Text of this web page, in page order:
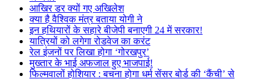
आखिर डर क्यों गए अखिलेश
क्या है वैश्विक मंत्र बताया योगी ने
इन हथियारों के सहारे बीजेपी बनाएगी 24 में सरकार!
यात्रियों को लगेगा रोडवेज का करंट
रेल इंजनों पर लिखा होगा ‘गोरखपुर’
मुख्तार के भाई अफजाल हुए भाजपाई!
फिल्मवालों होशियार : बचना होगा धर्म सेंसर बोर्ड की ‘कैंची’ से